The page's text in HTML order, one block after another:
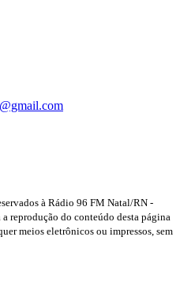
à Rádio 96 FM Natal/RN -
reprodução do conteúdo desta página
meios eletrônicos ou impressos, sem